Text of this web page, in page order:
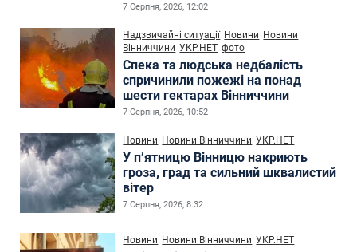
7 Серпня, 2026, 12:02
Надзвичайні ситуації Новини Новини
Вінниччини УКР.НЕТ фото
Спека та людська недбалість
спричинили пожежі на понад
шести гектарах Вінниччини
7 Серпня, 2026, 10:52
Новини Новини Вінниччини УКР.НЕТ
У п’ятницю Вінницю накриють
гроза, град та сильний шквалистий
вітер
7 Серпня, 2026, 8:32
Новини Новини Вінниччини УКР.НЕТ